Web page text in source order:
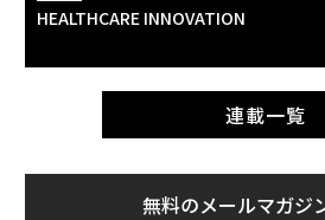
HEALTHCARE INNOVATION
連載一覧
無料のメールマガジ